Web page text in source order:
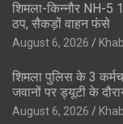
शिमला-किन्नौर NH-5
ठप, सैकड़ों वाहन फंसे
August 6, 2026
शिमला पुलिस के 3
जवानों पर ड्यूटी के
August 6, 2026